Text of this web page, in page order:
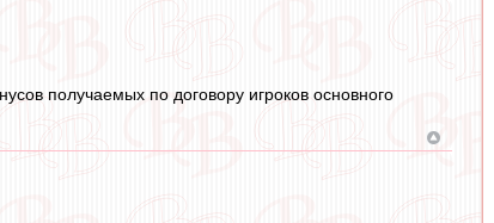
получаемых по договору игроков основного